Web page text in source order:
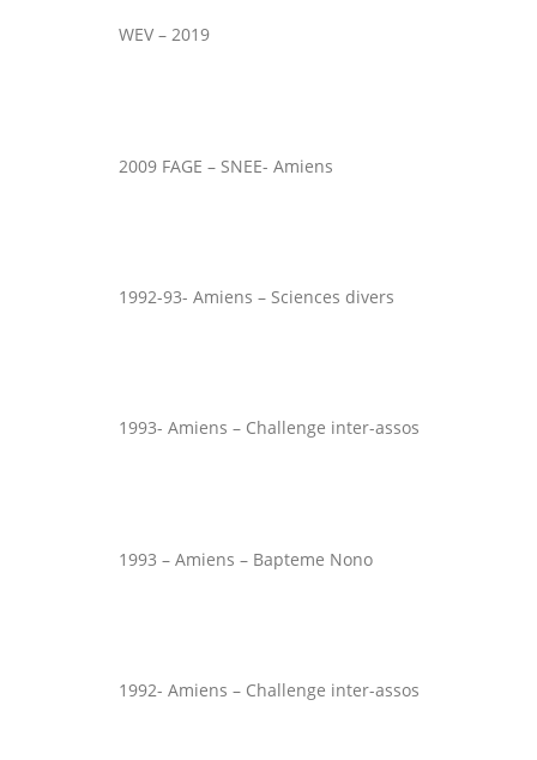
WEV – 2019
2009 FAGE – SNEE- Amiens
1992-93- Amiens – Sciences divers
1993- Amiens – Challenge inter-assos
1993 – Amiens – Bapteme Nono
1992- Amiens – Challenge inter-assos